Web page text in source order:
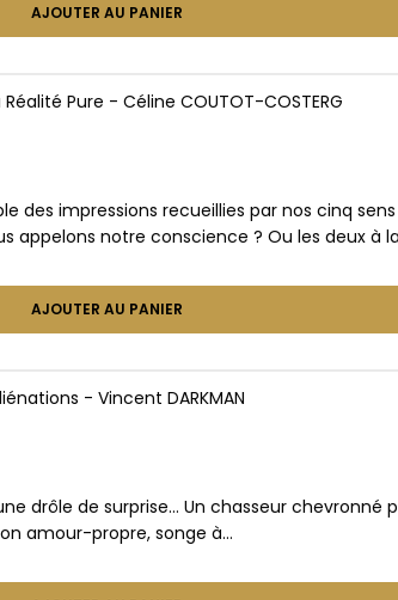
AJOUTER AU PANIER
des impressions recueillies par nos cinq
appelons notre conscience ? Ou les deux à
AJOUTER AU PANIER
drôle de surprise… Un chasseur
amour-propre, songe à…